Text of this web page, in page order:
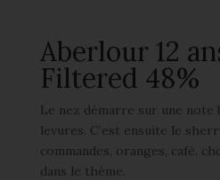
Aberlour 12
Filtered 48%
Le nez démarre sur une note
levures. C’est ensuite le
commandes, oranges, café,
dans le thème.